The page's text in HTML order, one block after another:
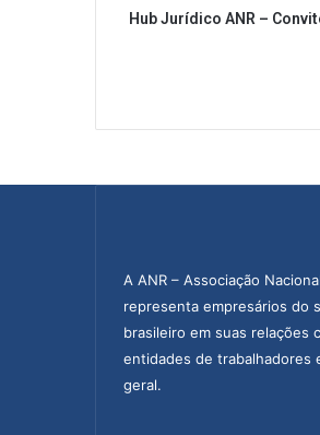
Hub Jurídico ANR –
A ANR – Associação
representa empresários do
brasileiro em suas relações
entidades de trabalhadores
geral.